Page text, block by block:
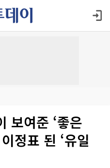
보여준 ‘좋은
정표 된 ‘유일